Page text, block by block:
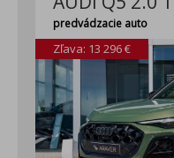
predvádzacie auto
Zľava: 13 296 €